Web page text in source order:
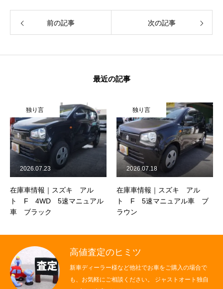
よくある質問
オートローン
会社案内
ご挨拶
会社概要
クロちゃんの独り言
入庫情報
ご納車
ご成約
前の記事 次の記事
最近の記事
独り言
在庫車情報｜スズキ アル
ト F 4WD 5速マニュアル
車 ブラック
2026.07.23
独り言
在庫車情報｜スズキ アル
ト F 5速マニュアル車 ブ
ラウン
2026.07.18
高値査定のヒミツ
新車ディーラー様など他社でお車をご購入の場合で
も、お気軽にご相談ください。 ジャストオート独自